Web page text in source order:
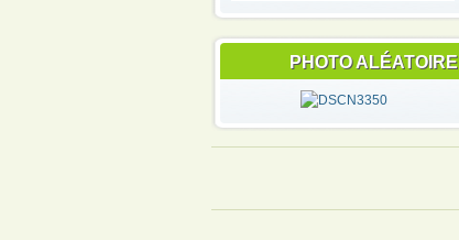
PHOTO ALÉATOIRE